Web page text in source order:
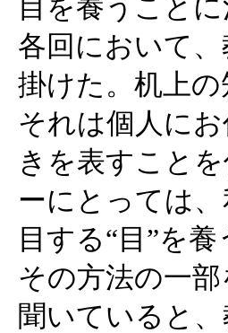
目を養うことに
各回において
掛けた。机上
それは個人に
きを表すこと
ーにとっては
目する“目”を
その方法の一
聞いていると